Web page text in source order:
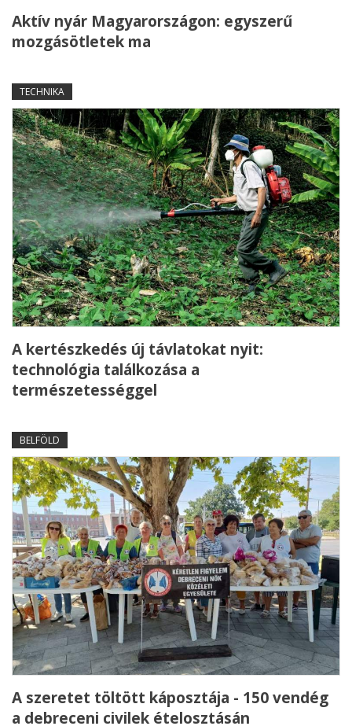
Aktív nyár Magyarországon: egyszerű
mozgásötletek ma
TECHNIKA
A kertészkedés új távlatokat nyit:
technológia találkozása a
természetességgel
BELFÖLD
A szeretet töltött káposztája - 150 vendég
a debreceni civilek ételosztásán